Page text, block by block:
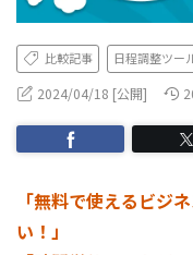
比較記事 日程調整ツー
2024/04/18 [公開]
「無料で使えるビジ
い！」